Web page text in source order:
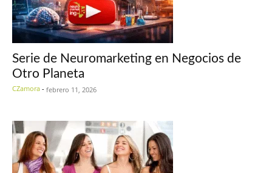
Serie de Neuromarketing en Negocios de
Otro Planeta
CZamora - febrero 11, 2026